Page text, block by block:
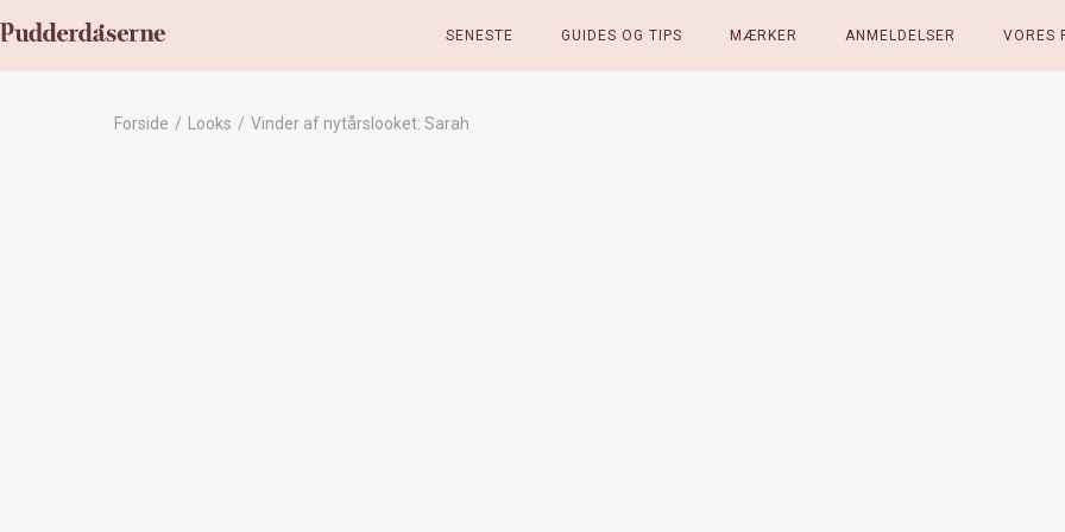
SENESTE GUIDES OG TIPS MÆRKER ANMELDELSER VORES
Forside / Looks / Vinder af nytårslooket: Sarah